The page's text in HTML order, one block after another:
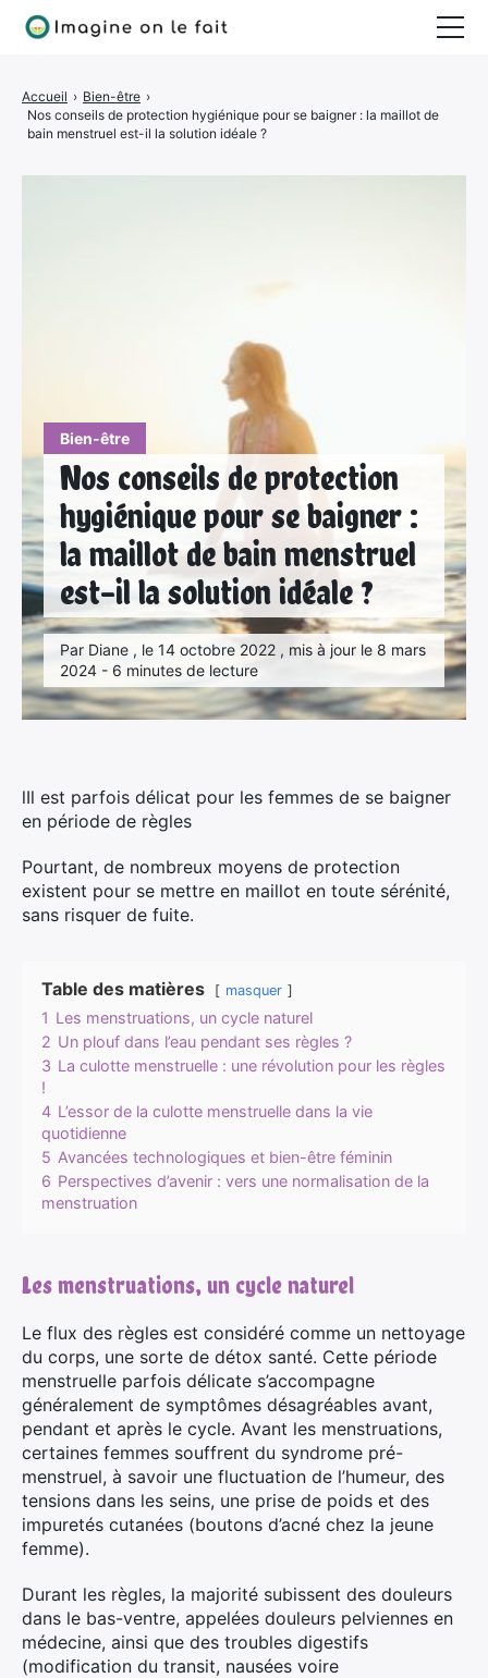
Bien-être
Nos conseils de protection
hygiénique pour se baigner :
la maillot de bain menstruel
est-il la solution idéale ?
Par Diane , le 14 octobre 2022 , mis à jour le 8 mars
2024 - 6 minutes de lecture
Accueil › Bien-être ›
Nos conseils de protection hygiénique pour se baigner : la maillot de
bain menstruel est-il la solution idéale ?
lIl est parfois délicat pour les femmes de se baigner
en période de règles
Pourtant, de nombreux moyens de protection
existent pour se mettre en maillot en toute sérénité,
sans risquer de fuite.
Table des matières masquer
1 Les menstruations, un cycle naturel
2 Un plouf dans l’eau pendant ses règles ?
3 La culotte menstruelle : une révolution pour les règles
!
4 L’essor de la culotte menstruelle dans la vie
quotidienne
5 Avancées technologiques et bien-être féminin
6 Perspectives d’avenir : vers une normalisation de la
menstruation
Les menstruations, un cycle naturel
Le flux des règles est considéré comme un nettoyage
du corps, une sorte de détox santé. Cette période
menstruelle parfois délicate s’accompagne
généralement de symptômes désagréables avant,
pendant et après le cycle. Avant les menstruations,
certaines femmes souffrent du syndrome pré-
menstruel, à savoir une fluctuation de l’humeur, des
tensions dans les seins, une prise de poids et des
impuretés cutanées (boutons d’acné chez la jeune
femme).
Durant les règles, la majorité subissent des douleurs
dans le bas-ventre, appelées douleurs pelviennes en
médecine, ainsi que des troubles digestifs
(modification du transit, nausées voire
Bricolage
Déco